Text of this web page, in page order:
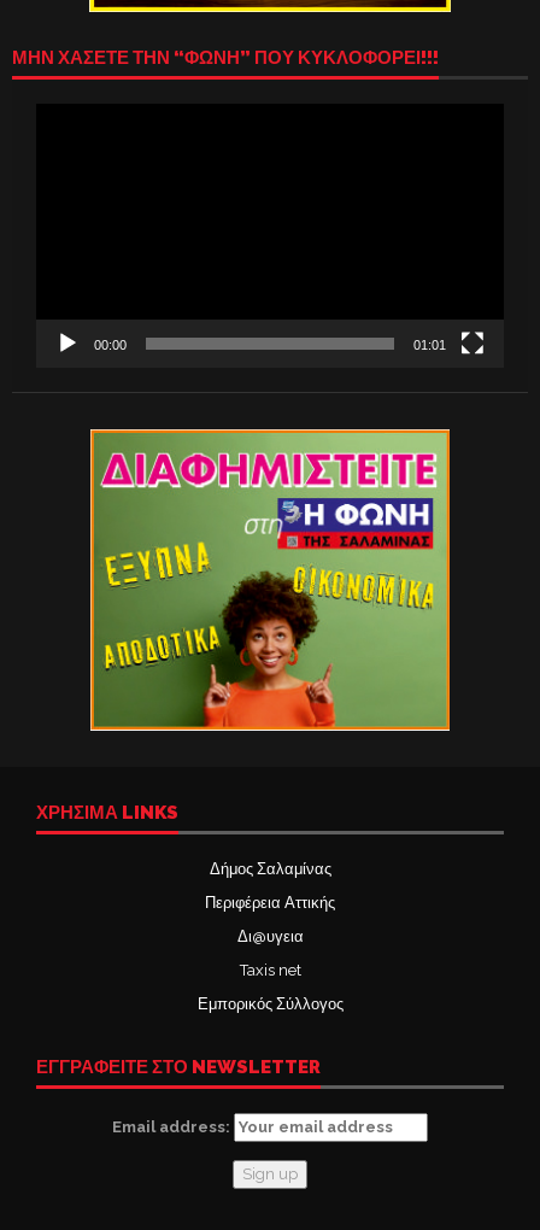
ΜΗΝ ΧΑΣΕΤΕ ΤΗΝ “ΦΩΝΗ” ΠΟΥ ΚΥΚΛΟΦΟΡΕΙ!!!
00:00 01:01
ΧΡΉΣΙΜΑ LINKS
Δήμος Σαλαμίνας
Περιφέρεια Αττικής
Δι@υγεια
Taxis net
Εμπορικός Σύλλογος
ΕΓΓΡΑΦΕΙΤΕ ΣΤΟ NEWSLETTER
Email address: